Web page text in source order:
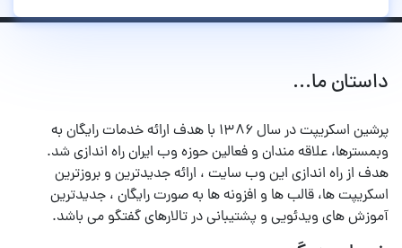
داستان ما...
پرشین اسکریپت در سال ۱۳۸۶ با هدف ارائه خدمات رایگان به
وبمسترها، علاقه مندان و فعالین حوزه وب ایران راه اندازی شد.
هدف از راه اندازی این وب سایت ، ارائه جدیدترین و بروزترین
اسکریپت ها، قالب ها و افزونه ها به صورت رایگان ، جدیدترین
آموزش های ویدئویی و پشتیبانی در تالارهای گفتگو می باشد.